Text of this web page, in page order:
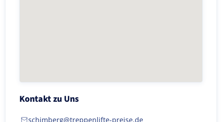
Kontakt zu Uns
schimberg@treppenlifte-preise.de